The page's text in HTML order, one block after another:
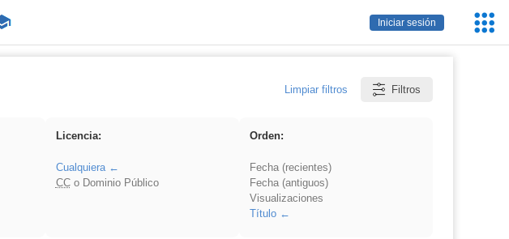
Iniciar sesión
Limpiar filtros Filtros
Licencia:
Cualquiera
CCo Dominio Público
Orden:
Fecha (recientes)
Fecha (antiguos)
Visualizaciones
Título